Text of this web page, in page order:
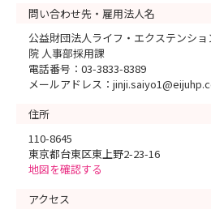
問い合わせ先・雇用法人名
公益財団法人ライフ・エクステンシ
院 人事部採用課
電話番号：03-3833-8389
メールアドレス：
住所
110-8645
東京都台東区東上野2-23-16
地図を確認する
アクセス